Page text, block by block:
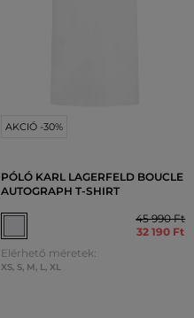
AKCIÓ -30%
PÓLÓ KARL LAGERFELD BOUCLE
AUTOGRAPH T-SHIRT
45 990 Ft
32 190 Ft
Elérhető méretek:
XS, S, M L XL